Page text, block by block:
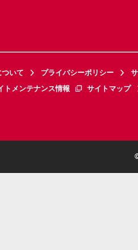
いて プライバシーポリシー
トメンテナンス情報 サイトマップ